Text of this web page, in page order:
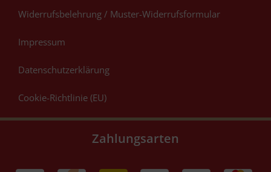
Widerrufsbelehrung / Muster-Widerrufsformular
Impressum
Datenschutzerklärung
Cookie-Richtlinie (EU)
Zahlungsarten